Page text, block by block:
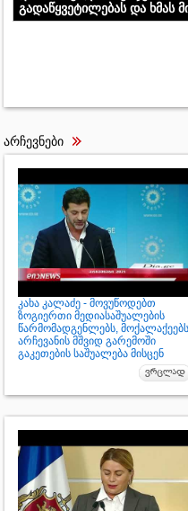
გადაწყვეტილებას და ხმას
არჩევნები
კახა კალაძე - მოვუწოდებთ
ზოგიერთი მედიასაშუალების
წარმომადგენლებს, მოქალაქეებს
არჩევანის მშვიდ გარემოში
გაკეთების საშუალება მისცენ